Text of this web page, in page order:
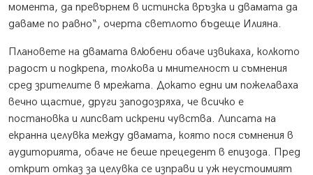
момента, да превърнем в истинска връзка и двамата да
даваме по равно“, очерта светлото бъдеще Илияна.
Плановете на двамата влюбени обаче извикаха, колкото
радост и подкрепа, толкова и мнителност и съмнения
сред зрителите в мрежата. Докато едни им пожелаваха
вечно щастие, други заподозряха, че всичко е
постановка и липсват искрени чувства. Липсата на
екранна целувка между двамата, която пося съмнения в
аудиторията, обаче не беше прецедент в епизода. Пред
открит отказ за целувка се изправи и уж неустоимият